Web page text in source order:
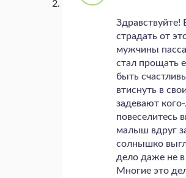
Здравствуйте!
страдать от
мужчины
стал прощать
быть
втиснуть в
задевают
повеселитесь
малыш вдруг
солнышко
дело даже не
Многие это